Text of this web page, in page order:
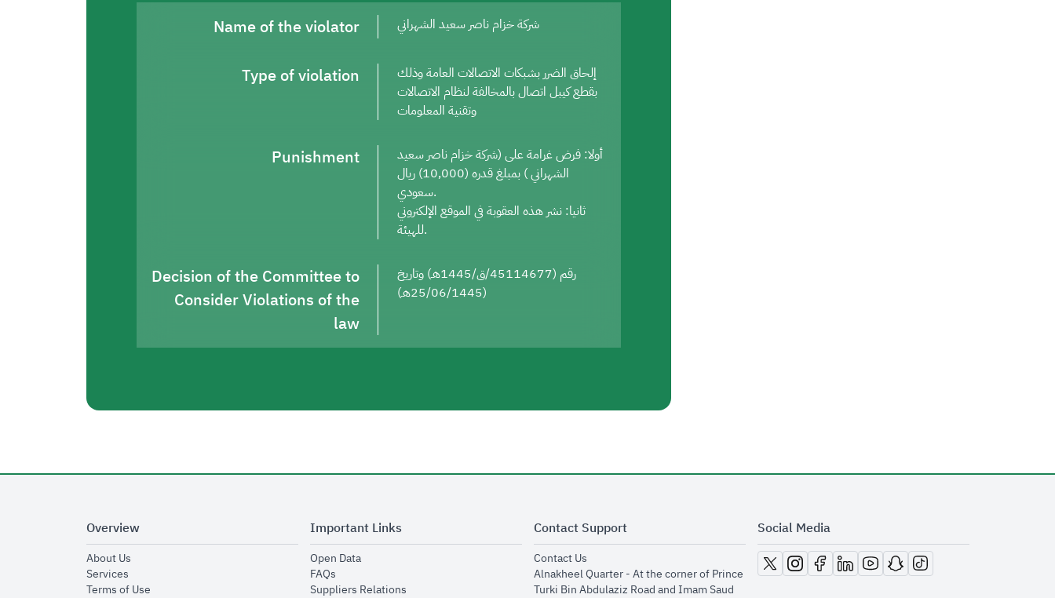
Name of the violator شركة خزام ناصر سعيد الشهراني
Type of violation
إلحاق الضرر بشبكات الاتصالات العامة وذلك
بقطع كيبل اتصال بالمخالفة لنظام الاتصالات
وتقنية المعلومات
Punishment
أولا: فرض غرامة على (شركة خزام ناصر سعيد
الشهراني ) بمبلغ قدره (10,000) ريال
سعودي.
ثانيا: نشر هذه العقوبة في الموقع الإلكتروني
للهيئة.
Decision of the Committee to
Consider Violations of the
law
رقم (45114677/ق/1445هـ) وتاريخ
(25/06/1445هـ)
Overview
About Usopens in new window
Servicesopens in new window
Terms of Useopens in new window
Important Links
Open Dataopens in new window
FAQsopens in new window
Suppliers Relationsopens in new window
Contact Support
Contact Usopens in new window
Alnakheel Quarter - At the corner of Prince
Turki Bin Abdulaziz Road and Imam Saud
Social Media
opens in new window
opens in new window
opens in new window
opens in new window
opens in new window
opens in new window
opens in new window